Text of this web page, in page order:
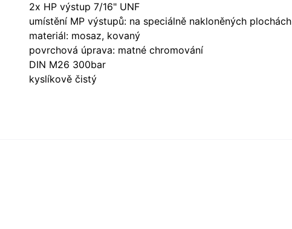
2x HP výstup 7/16" UNF
umístění MP výstupů: na speciálně nakloněných plochách
materiál: mosaz, kovaný
povrchová úprava: matné chromování
DIN M26 300bar
kyslíkově čistý